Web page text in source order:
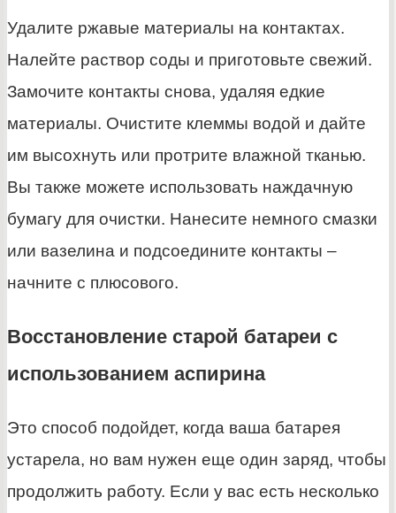
Удалите ржавые материалы на контактах.
Налейте раствор соды и приготовьте свежий.
Замочите контакты снова, удаляя едкие
материалы. Очистите клеммы водой и дайте
им высохнуть или протрите влажной тканью.
Вы также можете использовать наждачную
бумагу для очистки. Нанесите немного смазки
или вазелина и подсоедините контакты –
начните с плюсового.
Восстановление старой батареи с
использованием аспирина
Это способ подойдет, когда ваша батарея
устарела, но вам нужен еще один заряд, чтобы
продолжить работу. Если у вас есть несколько